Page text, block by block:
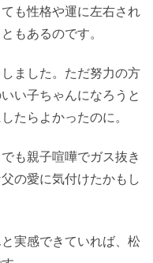
も性格や運に左右され
もあるのです。
ました。ただ努力の方
い子ちゃんになろうと
たらよかったのに。
も親子喧嘩でガス抜き
の愛に気付けたかもし
実感できていれば、松